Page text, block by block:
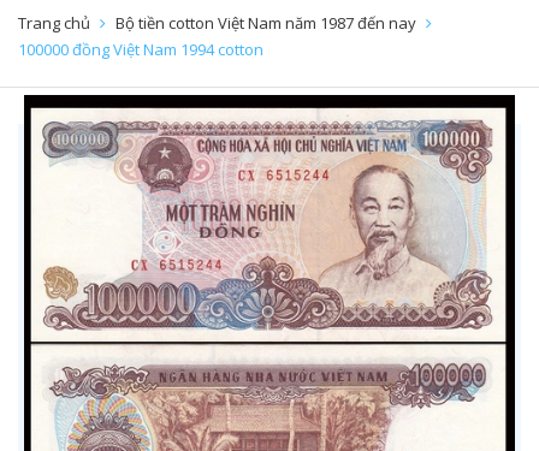
Trang chủ
Bộ tiền cotton Việt Nam năm 1987 đến nay
100000 đồng Việt Nam 1994 cotton